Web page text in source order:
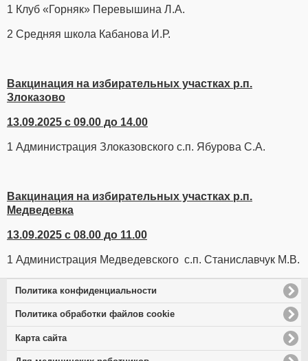
1 Клуб «Горняк» Перевышина Л.А.
2 Средняя школа Кабанова И.Р.
Вакцинация на избирательных участках р.п.
Злоказово
13.09.2025 с 09.00 до 14.00
1 Администрация Злоказовского с.п. Ябурова С.А.
Вакцинация на избирательных участках р.п.
Медведевка
13.09.2025 с 08.00 до 11.00
1 Администрация Медведевского с.п. Станиславчук М.В.
Политика конфиденциальности
Политика обработки файлов cookie
Карта сайта